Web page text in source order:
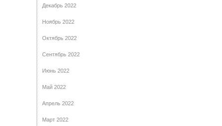
Декабрь 2022
Ноябрь 2022
Октябрь 2022
Сентябрь 2022
Июнь 2022
Май 2022
Апрель 2022
Март 2022